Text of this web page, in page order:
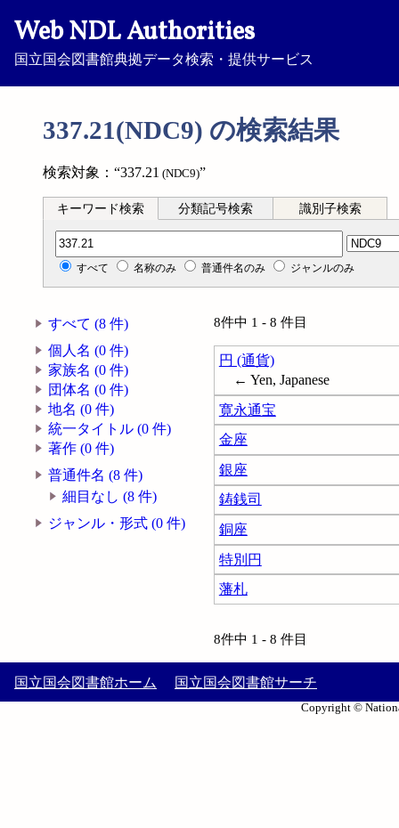
Web NDL Authorities
国立国会図書館典拠データ検索・提供サービス
337.21(NDC9) の検索結果
検索対象：“337.21 (NDC9)”
キーワード検索 分類記号検索 識別子検索
分類記号検索
すべて 名称のみ 普通件名のみ ジャンルのみ
すべて (8 件)
個人名 (0 件)
家族名 (0 件)
団体名 (0 件)
地名 (0 件)
統一タイトル (0 件)
著作 (0 件)
普通件名 (8 件)
細目なし (8 件)
ジャンル・形式 (0 件)
8件中 1 - 8 件目
円 (通貨)
← Yen, Japanese
寛永通宝
金座
銀座
鋳銭司
銅座
特別円
藩札
8件中 1 - 8 件目
国立国会図書館ホーム 国立国会図書館サーチ
Copyright ©